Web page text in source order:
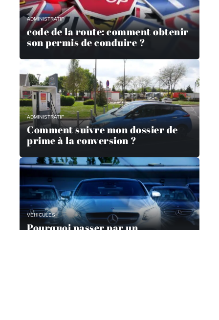
ADMINISTRATIF
code de la route: comment obtenir
son permis de conduire ?
ADMINISTRATIF
Comment suivre mon dossier de
prime à la conversion ?
VÉHICULES
Pourquoi passer par un